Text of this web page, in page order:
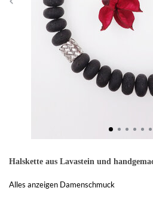
Halskette aus Lavastein und
Alles anzeigen Damenschmuck